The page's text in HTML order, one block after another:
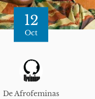
12
Oct
De Afrofeminas